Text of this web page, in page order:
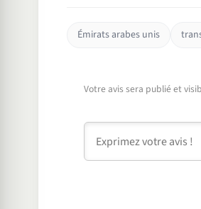
Émirats arabes unis
Votre avis sera publié et